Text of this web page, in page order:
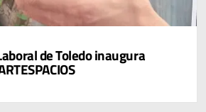
de Toledo inaugura